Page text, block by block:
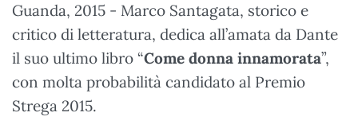
Guanda, 2015 - Marco Santagata, storico e
critico di letteratura, dedica all’amata da Dante
il suo ultimo libro “Come donna innamorata”,
con molta probabilità candidato al Premio
Strega 2015.